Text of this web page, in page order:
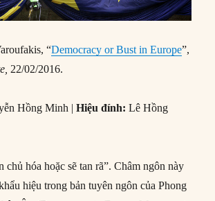
“Democracy or Bust in Europe”,
22/02/2016.
Hồng Minh |Hiệu đính:Lê Hồng
chủ hóa hoặc sẽ tan rã”. Châm ngôn này
hiệu trong bản tuyên ngôn của Phong